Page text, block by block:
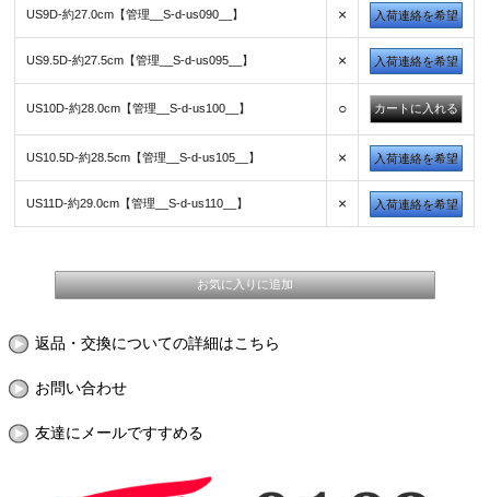
US9D-約27.0cm【管理__S-d-us090__】 × 入荷連絡を希望
US9.5D-約27.5cm【管理__S-d-us095__】 × 入荷連絡を希望
US10D-約28.0cm【管理__S-d-us100__】 ○
US10.5D-約28.5cm【管理__S-d-us105__】 × 入荷連絡を希望
US11D-約29.0cm【管理__S-d-us110__】 × 入荷連絡を希望
返品・交換についての詳細はこちら
お問い合わせ
友達にメールですすめる